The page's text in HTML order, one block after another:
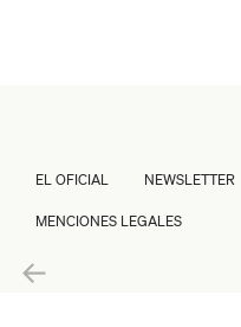
EL OFICIAL NEWSLETTER
MENCIONES LEGALES